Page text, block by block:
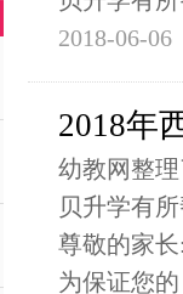
2018-06-06
2018年
幼教网整
贝升学有
尊敬的家
为保证您的